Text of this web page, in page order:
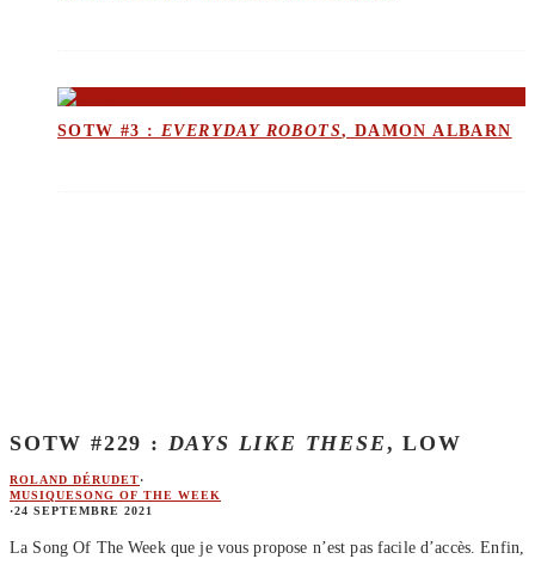
SOTW #3 : EVERYDAY ROBOTS, DAMON ALBARN
SOTW #229 : DAYS LIKE THESE, LOW
ROLAND DÉRUDET·
MUSIQUESONG OF THE WEEK
·24 SEPTEMBRE 2021
La Song Of The Week que je vous propose n’est pas facile d’accès. Enfin,